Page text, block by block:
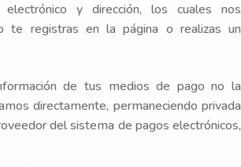
y dirección, los cuales nos
te registras en la página o realizas un
de tus medios de pago no la
directamente, permaneciendo privada
del sistema de pagos electrónicos,